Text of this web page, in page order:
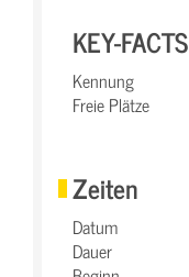
KEY-FACTS
Kennung
Freie Plätze
Zeiten
Datum
Dauer